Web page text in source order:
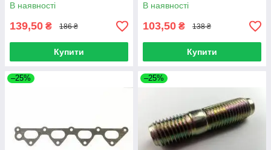
В наявності
139,50 ₴ 186 ₴
Купити
В наявності
103,50 ₴ 138 ₴
Купити
–25% –25%